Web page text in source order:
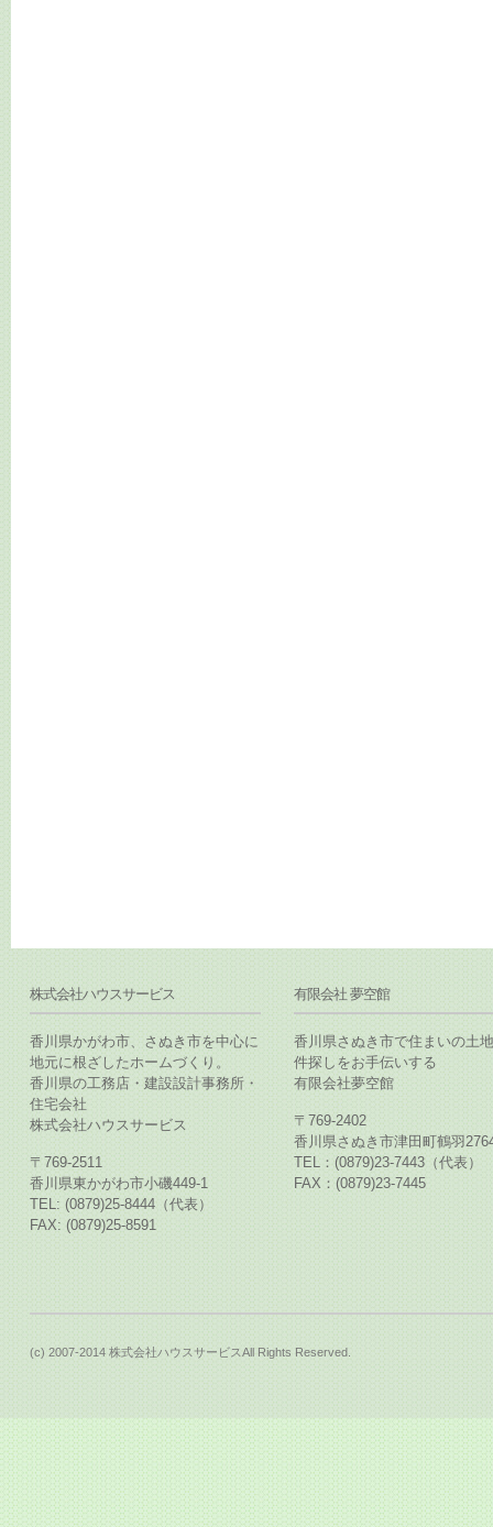
株式会社ハウスサービス
香川県かがわ市、さぬき市を中心に
地元に根ざしたホームづくり。
香川県の工務店・建設設計事務所・
住宅会社
株式会社ハウスサービス
〒769-2511
香川県東かがわ市小磯449-1
TEL: (0879)25-8444（代表）
FAX: (0879)25-8591
有限会社 夢空館
香川県さぬき市で住まいの土
件探しをお手伝いする
有限会社夢空館
〒769-2402
香川県さぬき市津田町鶴羽
TEL：(0879)23-7443（代表）
FAX：(0879)23-7445
(c) 2007-2014 株式会社ハウスサービスAll Rights Reserved.